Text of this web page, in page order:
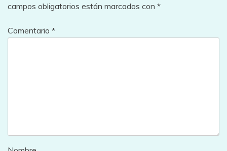
campos obligatorios están marcados con *
Comentario *